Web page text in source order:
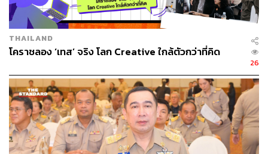
THAILAND
โคราชลอง ‘เทส’ จริง โลก Creative ใกล้ตัวกว่าที่คิด
26